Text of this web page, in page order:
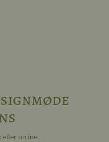
eller online.